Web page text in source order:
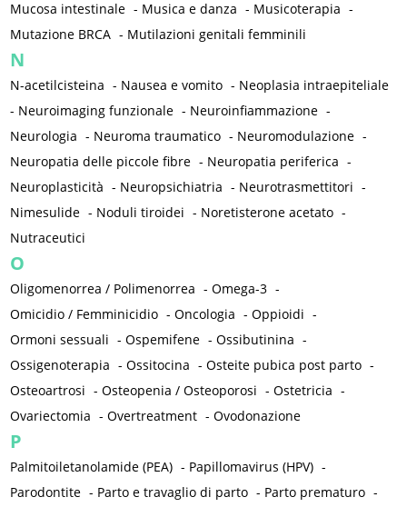
Mucosa intestinale - Musica e danza - Musicoterapia -
Mutazione BRCA - Mutilazioni genitali femminili
N
N-acetilcisteina - Nausea e vomito - Neoplasia intraepiteliale
- Neuroimaging funzionale - Neuroinfiammazione -
Neurologia - Neuroma traumatico - Neuromodulazione -
Neuropatia delle piccole fibre - Neuropatia periferica -
Neuroplasticità - Neuropsichiatria - Neurotrasmettitori -
Nimesulide - Noduli tiroidei - Noretisterone acetato -
Nutraceutici
O
Oligomenorrea / Polimenorrea -Omega-3 -
Omicidio / Femminicidio -Oncologia -Oppioidi -
Ormoni sessuali -Ospemifene -Ossibutinina -
Ossigenoterapia -Ossitocina -Osteite pubica post parto -
Osteoartrosi -Osteopenia / Osteoporosi -Ostetricia -
Ovariectomia -Overtreatment -Ovodonazione
P
Palmitoiletanolamide (PEA) - Papillomavirus (HPV) -
Parodontite - Parto e travaglio di parto - Parto prematuro -